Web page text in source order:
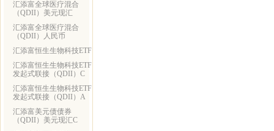
汇添富全球医疗混合
（QDII）美元现汇
汇添富全球医疗混合
（QDII）人民币
汇添富恒生生物科技ETF
汇添富恒生生物科技ETF
发起式联接（QDII）C
汇添富恒生生物科技ETF
发起式联接（QDII）A
汇添富美元债债券
（QDII）美元现汇C